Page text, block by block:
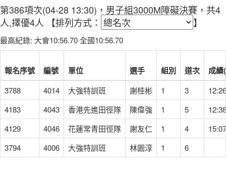
第386項次(04-28 13:30)，男子組3000M障礙決賽，共4
人,擇優4人
【排列方式： 】
最高紀錄: 大會10:56.70 全國10:56.70
報名序號 編號 單位 選手 組別 道次 成績
3788 4014 大強特訓班 謝桂彬 1 3
4183
4043 香港先進田徑隊 陳偉強 1 5
4129
4046 花蓮常青田徑隊 謝友仁 1 4
3794
4006 大強特訓班 林園淳 1 6